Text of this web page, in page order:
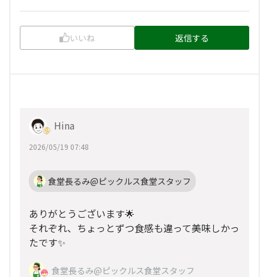
いいね 返信する
Hina
2026/05/19 07:48
食堂長るみ@ピックルス食堂スタッフ
ありがとうございます🌟
それぞれ、ちょっとずつ食感も違って美味しかっ
たです✨
食堂長るみ@ピックルス食堂スタッフ